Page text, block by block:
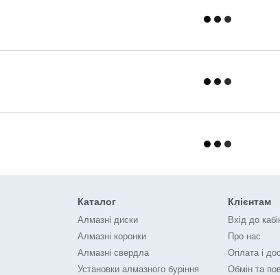
Каталог
Алмазні диски
Алмазні коронки
Алмазні свердла
Установки алмазного буріння
Клієнтам
Вхід до
Про нас
Оплата і
Обмін та